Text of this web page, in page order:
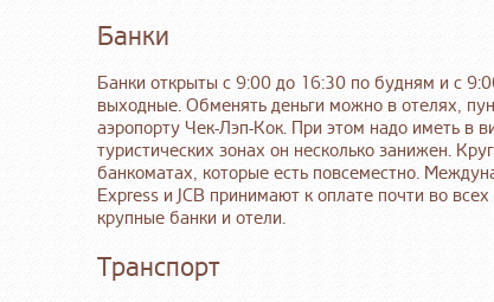
Банки
Банки открыты с 9:00 до 16:30 по будням и с
выходные. Обменять деньги можно в отелях,
аэропорту Чек-Лэп-Кок. При этом надо иметь в
туристических зонах он несколько занижен.
банкоматах, которые есть повсеместно.
Express и JCB принимают к оплате почти во
крупные банки и отели.
Транспорт